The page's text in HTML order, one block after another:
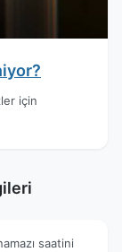
için
saatini